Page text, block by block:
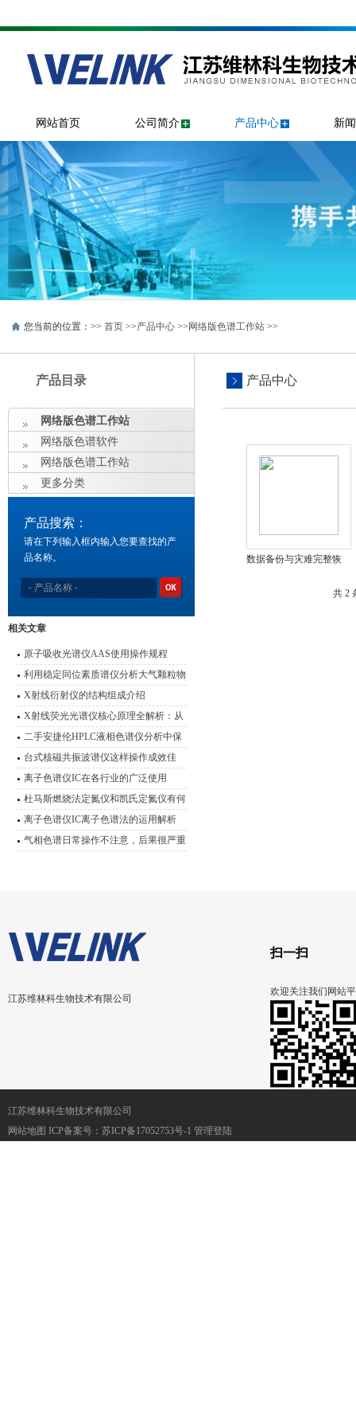
网站首页 公司简介 产品中心 新
您当前的位置：>> 首页 >>产品中心 >> 网络版色谱工作站 >>
产品目录
网络版色谱工作站
网络版色谱软件
网络版色谱工作站
更多分类
产品搜索：
请在下列输入框内输入您要查找的产
品名称。
相关文章
原子吸收光谱仪AAS使用操作规程
利用稳定同位素质谱仪分析大气颗粒物
的来源
X射线衍射仪的结构组成介绍
X射线荧光光谱仪核心原理全解析：从
X射线激发到特征谱线识别
二手安捷伦HPLC液相色谱仪分析中保
留时间不重现是因为什么？
台式核磁共振波谱仪这样操作成效佳
离子色谱仪IC在各行业的广泛使用
杜马斯燃烧法定氮仪和凯氏定氮仪有何
不同
离子色谱仪IC离子色谱法的运用解析
气相色谱日常操作不注意，后果很严重
产品中心
数据备份与灾难完整恢
共 2
江苏维林科生物技术有限公司
扫一扫
欢迎关注我们网站
江苏维林科生物技术有限公司
网站地图 ICP备案号： 苏ICP备17052753号-1 管理登陆